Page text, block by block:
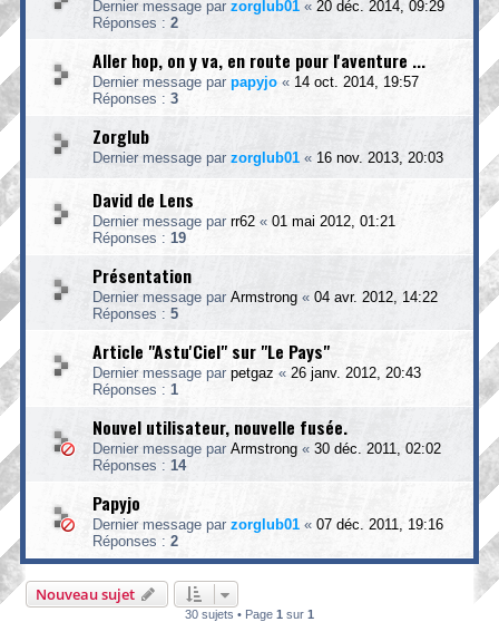
Dernier message par zorglub01 « 20 déc. 2014, 09:29
Réponses : 2
Aller hop, on y va, en route pour l'aventure ...
Dernier message par papyjo « 14 oct. 2014, 19:57
Réponses : 3
Zorglub
Dernier message par zorglub01 « 16 nov. 2013, 20:03
David de Lens
Dernier message par rr62 « 01 mai 2012, 01:21
Réponses : 19
Présentation
Dernier message par Armstrong « 04 avr. 2012, 14:22
Réponses : 5
Article "Astu'Ciel" sur "Le Pays"
Dernier message par petgaz « 26 janv. 2012, 20:43
Réponses : 1
Nouvel utilisateur, nouvelle fusée.
Dernier message par Armstrong « 30 déc. 2011, 02:02
Réponses : 14
Papyjo
Dernier message par zorglub01 « 07 déc. 2011, 19:16
Réponses : 2
Nouveau sujet
30 sujets • Page 1 sur 1